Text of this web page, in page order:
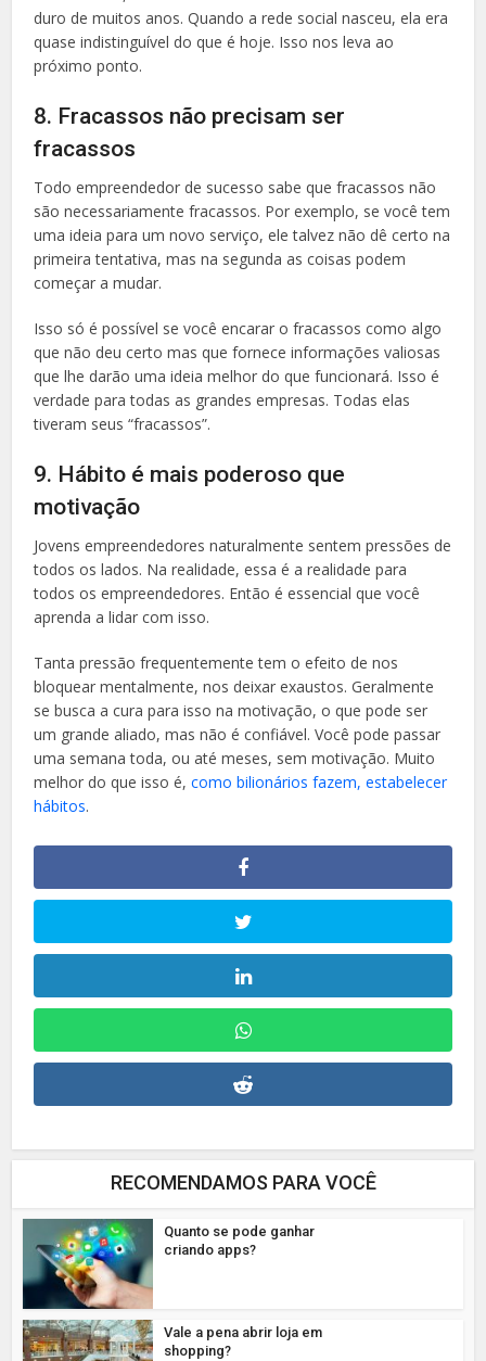
duro de muitos anos. Quando a rede social nasceu, ela era
quase indistinguível do que é hoje. Isso nos leva ao
próximo ponto.
8. Fracassos não precisam ser
fracassos
Todo empreendedor de sucesso sabe que fracassos não
são necessariamente fracassos. Por exemplo, se você tem
uma ideia para um novo serviço, ele talvez não dê certo na
primeira tentativa, mas na segunda as coisas podem
começar a mudar.
Isso só é possível se você encarar o fracassos como algo
que não deu certo mas que fornece informações valiosas
que lhe darão uma ideia melhor do que funcionará. Isso é
verdade para todas as grandes empresas. Todas elas
tiveram seus “fracassos”.
9. Hábito é mais poderoso que
motivação
Jovens empreendedores naturalmente sentem pressões de
todos os lados. Na realidade, essa é a realidade para
todos os empreendedores. Então é essencial que você
aprenda a lidar com isso.
Tanta pressão frequentemente tem o efeito de nos
bloquear mentalmente, nos deixar exaustos. Geralmente
se busca a cura para isso na motivação, o que pode ser
um grande aliado, mas não é confiável. Você pode passar
uma semana toda, ou até meses, sem motivação. Muito
melhor do que isso é,como bilionários fazem, estabelecer
hábitos.
RECOMENDAMOS PARA VOCÊ
Quanto se pode ganhar
criando apps?
Vale a pena abrir loja em
shopping?